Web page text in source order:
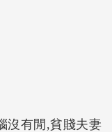
沒有閒,貧賤夫妻